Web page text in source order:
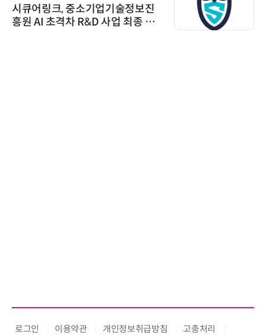
위고페어, 서울AI허브 '2026 AI 전
환(AX) 지원사업' 컨소시엄 선정
로그인 이용약관 개인정보취급방침 고충처리